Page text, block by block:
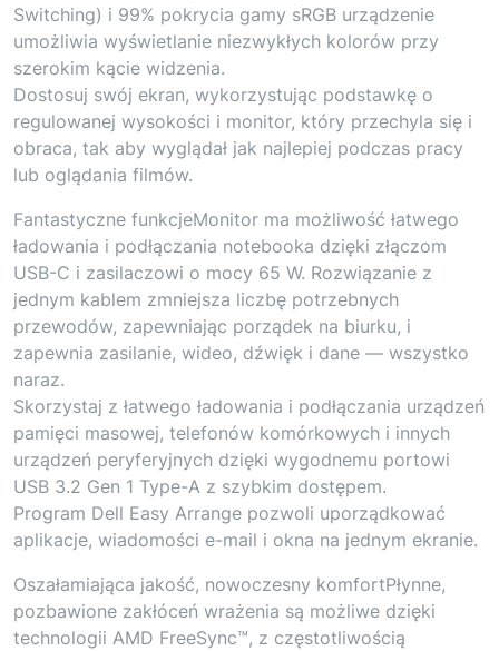
Switching) i 99% pokrycia gamy sRGB urządzenie
umożliwia wyświetlanie niezwykłych kolorów przy
szerokim kącie widzenia.
Dostosuj swój ekran, wykorzystując podstawkę o
regulowanej wysokości i monitor, który przechyla się i
obraca, tak aby wyglądał jak najlepiej podczas pracy
lub oglądania filmów.
Fantastyczne funkcjeMonitor ma możliwość łatwego
ładowania i podłączania notebooka dzięki złączom
USB-C i zasilaczowi o mocy 65 W. Rozwiązanie z
jednym kablem zmniejsza liczbę potrzebnych
przewodów, zapewniając porządek na biurku, i
zapewnia zasilanie, wideo, dźwięk i dane — wszystko
naraz.
Skorzystaj z łatwego ładowania i podłączania urządzeń
pamięci masowej, telefonów komórkowych i innych
urządzeń peryferyjnych dzięki wygodnemu portowi
USB 3.2 Gen 1 Type-A z szybkim dostępem.
Program Dell Easy Arrange pozwoli uporządkować
aplikacje, wiadomości e-mail i okna na jednym ekranie.
Oszałamiająca jakość, nowoczesny komfortPłynne,
pozbawione zakłóceń wrażenia są możliwe dzięki
technologii AMD FreeSync™, z częstotliwością